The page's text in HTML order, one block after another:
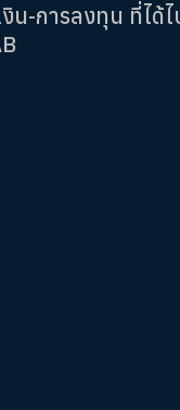
น-การลงทุน ที่ได้